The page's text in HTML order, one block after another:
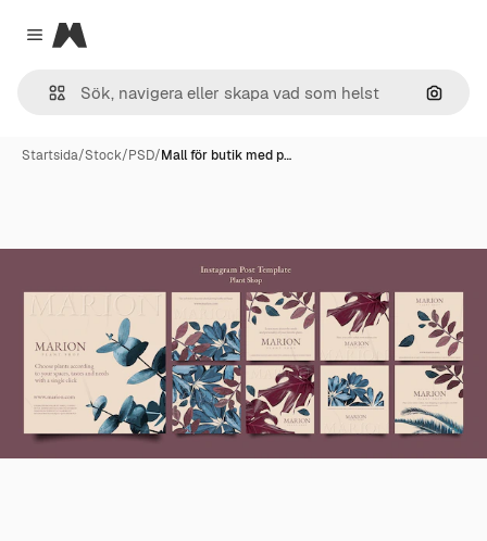
Close menu
Magnific
Sök
Startsida/Stock/PSD/Mall för butik med p…